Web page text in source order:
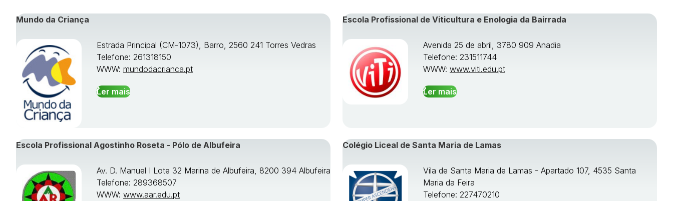
Mundo da Criança
Estrada Principal (CM-1073), Barro, 2560 241 Torres Vedras
Telefone: 261318150
WWW: mundodacrianca.pt
Ler mais
Escola Profissional de Viticultura e Enologia da Bairrada
Avenida 25 de abril, 3780 909 Anadia
Telefone: 231511744
WWW: www.viti.edu.pt
Ler mais
Escola Profissional Agostinho Roseta - Pólo de Albufeira
Av. D. Manuel I Lote 32 Marina de Albufeira, 8200 394 Albufeira
Telefone: 289368507
WWW: www.aar.edu.pt
Colégio Liceal de Santa Maria de Lamas
Vila de Santa Maria de Lamas - Apartado 107, 4535 Santa
Maria da Feira
Telefone: 227470210